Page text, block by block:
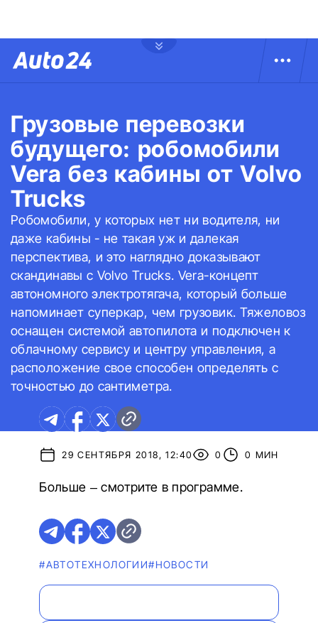
Грузовые перевозки
будущего: робомобили
Vera без кабины от Volvo
Trucks
Робомобили, у которых нет ни водителя, ни
даже кабины - не такая уж и далекая
перспектива, и это наглядно доказывают
скандинавы с Volvo Trucks. Vera-концепт
автономного электротягача, который больше
напоминает суперкар, чем грузовик. Тяжеловоз
оснащен системой автопилота и подключен к
облачному сервису и центру управления, а
расположение свое способен определять с
точностью до сантиметра.
29 СЕНТЯБРЯ 2018, 12:40 0 0 МИН
Больше – смотрите в программе.
#АВТОТЕХНОЛОГИИ#НОВОСТИ